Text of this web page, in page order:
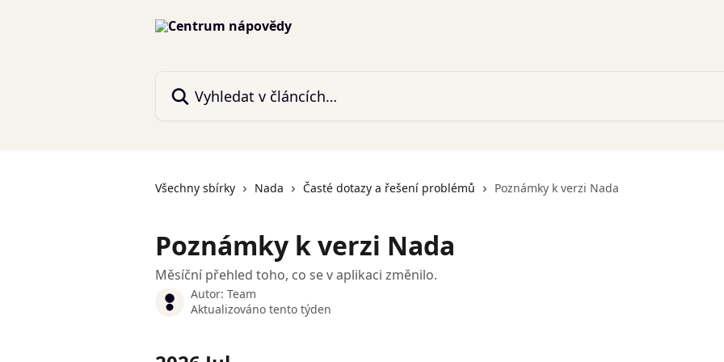
Všechny sbírky Nada Časté dotazy a řešení problémů Poznámky k verzi Nada
Poznámky k verzi Nada
Měsíční přehled toho, co se v aplikaci změnilo.
Autor: Team
Aktualizováno tento týden